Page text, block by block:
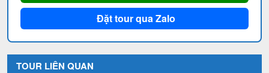
Đặt tour qua Zalo
TOUR LIÊN QUAN